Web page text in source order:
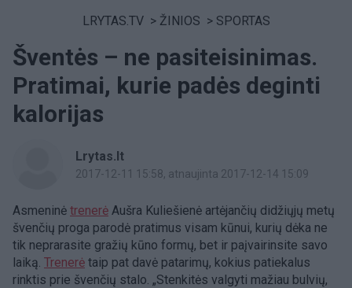
LRYTAS.TV > ŽINIOS > SPORTAS
Šventės – ne pasiteisinimas.
Pratimai, kurie padės deginti
kalorijas
Lrytas.lt
2017-12-11 15:58, atnaujinta 2017-12-14 15:09
Asmeninė trenerė Aušra Kuliešienė artėjančių didžiųjų metų
švenčių proga parodė pratimus visam kūnui, kurių dėka ne
tik neprarasite gražių kūno formų, bet ir paįvairinsite savo
laiką. Trenerė taip pat davė patarimų, kokius patiekalus
rinktis prie švenčių stalo. „Stenkitės valgyti mažiau bulvių,